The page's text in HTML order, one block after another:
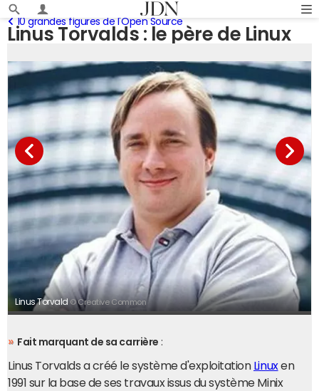
Linus Torvalds : le père de Linux
10 grandes figures de l'Open Source
Linus Torvald© Creative Common
Fait marquant de sa carrière :
Linus Torvalds a créé le système d'exploitation Linuxen
1991 sur la base de ses travaux issus du système Minix